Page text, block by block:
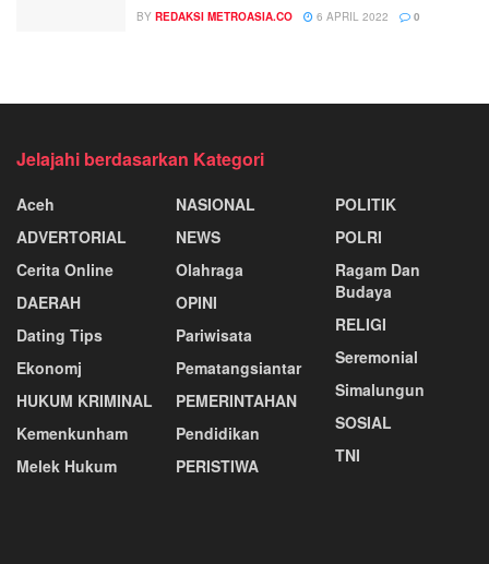
BY REDAKSI METROASIA.CO 6 APRIL 2022 0
Jelajahi berdasarkan Kategori
Aceh
ADVERTORIAL
Cerita Online
DAERAH
Dating Tips
Ekonomj
HUKUM KRIMINAL
Kemenkunham
Melek Hukum
NASIONAL
NEWS
Olahraga
OPINI
Pariwisata
Pematangsiantar
PEMERINTAHAN
Pendidikan
PERISTIWA
POLITIK
POLRI
Ragam Dan
Budaya
RELIGI
Seremonial
Simalungun
SOSIAL
TNI